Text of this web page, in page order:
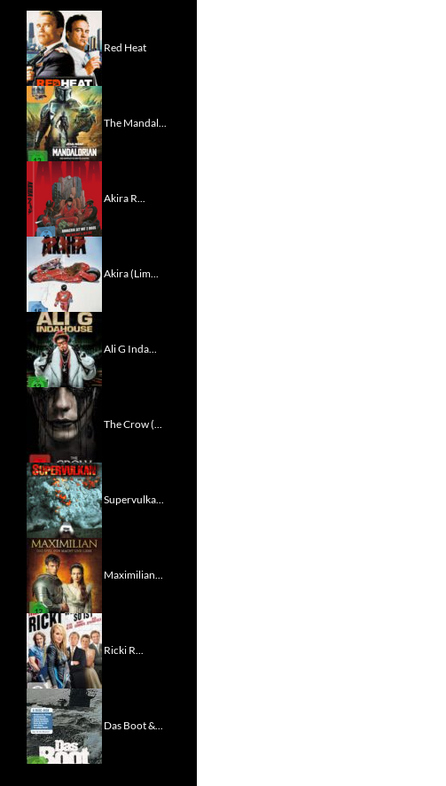
Red Heat
The Mandal...
Akira R...
Akira (Lim...
Ali G Inda...
The Crow (...
Supervulka...
Maximilian...
Ricki R...
Das Boot &...